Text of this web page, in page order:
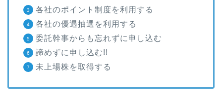
各社のポイント制度を利用する
各社の優遇抽選を利用する
委託幹事からも忘れずに申し込む
諦めずに申し込む!!
未上場株を取得する